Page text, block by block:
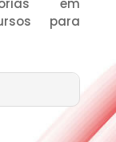
em
para